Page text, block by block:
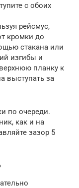
с обоих
рейсмус,
кромки до
стакана или
изгибы и
планку к
выступать за
по очереди.
как и на
зазор 5